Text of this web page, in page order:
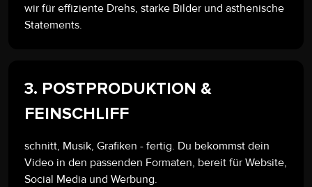
wir für effiziente Drehs, starke Bilder und asthenische
Statements.
3. POSTPRODUKTION &
FEINSCHLIFF
schnitt, Musik, Grafiken - fertig. Du bekommst dein
Video in den passenden Formaten, bereit für Website,
Social Media und Werbung.